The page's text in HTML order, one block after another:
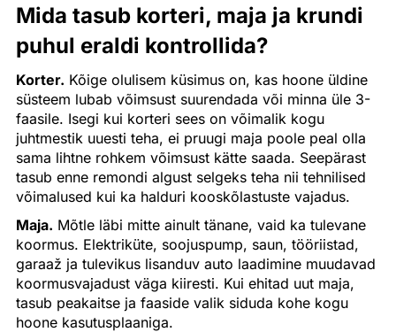
Mida tasub korteri, maja ja krundi
puhul eraldi kontrollida?
Korter. Kõige olulisem küsimus on, kas hoone üldine
süsteem lubab võimsust suurendada või minna üle 3-
faasile. Isegi kui korteri sees on võimalik kogu
juhtmestik uuesti teha, ei pruugi maja poole peal olla
sama lihtne rohkem võimsust kätte saada. Seepärast
tasub enne remondi algust selgeks teha nii tehnilised
võimalused kui ka halduri kooskõlastuste vajadus.
Maja. Mõtle läbi mitte ainult tänane, vaid ka tulevane
koormus. Elektriküte, soojuspump, saun, tööriistad,
garaaž ja tulevikus lisanduv auto laadimine muudavad
koormusvajadust väga kiiresti. Kui ehitad uut maja,
tasub peakaitse ja faaside valik siduda kohe kogu
hoone kasutusplaaniga.